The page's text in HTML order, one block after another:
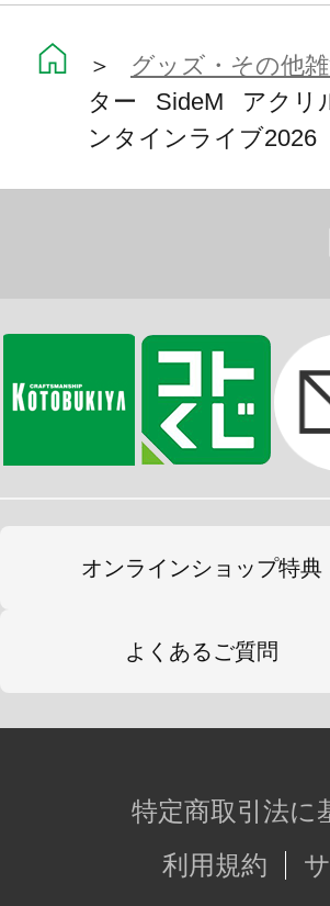
＞ グッズ・その他
ター SideM アク
ンタインライブ
オンラインショップ特典
よくあるご質問
特定商取引法に
利用規約